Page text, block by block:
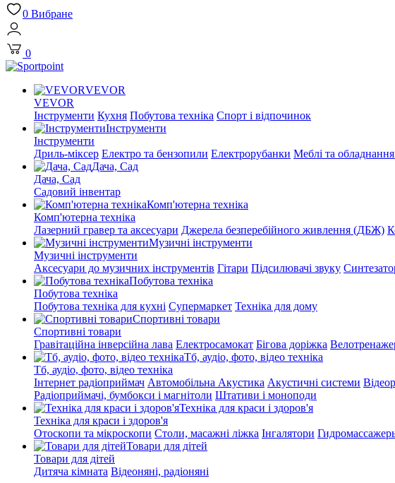
0 Вибране
0
VEVOR
VEVOR
Інструменти Кухня Побутова техніка Спорт і відпочинок
Інструменти
Інструменти
Дриль-міксер Електро та бензопили Електрорубанки Меблі та
Дача, Сад
Дача, Сад
Садовий інвентар
Комп'ютерна техніка
Комп'ютерна техніка
Лазерний гравер та аксесуари Джерела безперебійного живлення (ДБЖ)
Музичні інструменти
Музичні інструменти
Аксесуари до музичних інструментів Гітари Підсилювачі звуку
Побутова техніка
Побутова техніка
Побутова техніка для кухні Супермаркет Техніка для дому
Спортивні товари
Спортивні товари
Гравітаційна інверсійна лава Електросамокат Бігова доріжка
Тб, аудіо, фото, відео техніка
Тб, аудіо, фото, відео техніка
Інтернет радіоприймач Автомобільна Акустика Акустичні системи
Радіоприймачі, бумбокси і магнітоли Штативи і моноподи
Техніка для краси і здоров'я
Техніка для краси і здоров'я
Отоскопи та мікроскопи Столи, масажні ліжка Інгалятори
Товари для дітей
Товари для дітей
Дитяча кімната Відеоняні, радіоняні